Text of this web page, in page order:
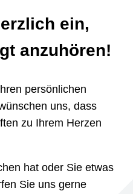
ein,
anzuhören!
persönlichen
uns, dass
zu Ihrem Herzen
hat oder Sie etwas
Sie uns gerne